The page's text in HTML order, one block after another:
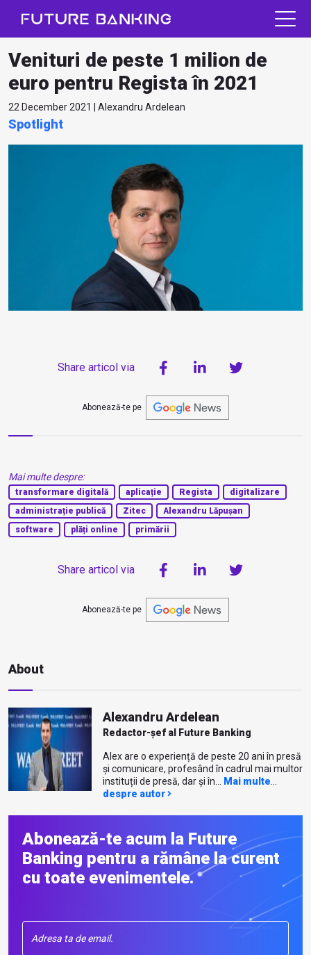
Venituri de peste 1 milion de
euro pentru Regista în 2021
22 December 2021 | Alexandru Ardelean
Spotlight
Share articol via
Abonează-te pe
Mai multe despre:
transformare digitală aplicație Regista
digitalizare
administrație publică
Zitec
Alexandru Lăpușan
software
plăți online primării
Share articol via
Abonează-te pe
About
Alexandru Ardelean
Redactor-șef al Future Banking
Alex are o experiență de peste 20 ani în presă
și comunicare, profesând în cadrul mai multor
instituții de presă, dar și în... Mai multe
despre autor
Abonează-te acum la Future
Banking pentru a rămâne la curent
cu toate evenimentele.